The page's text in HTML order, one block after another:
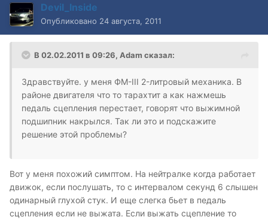
Devil_Inside
Опубликовано 24 августа, 2011
В 02.02.2011 в 09:26, Adam сказал:
Здравствуйте. у меня ФМ-III 2-литровый механика. В
районе двигателя что то тарахтит а как нажмешь
педаль сцепления перестает, говорят что выжимной
подшипник накрылся. Так ли это и подскажите
решение этой проблемы?
Вот у меня похожий симптом. На нейтралке когда работает
движок, если послушать, то с интервалом секунд 6 слышен
одинарный глухой стук. И еще слегка бьет в педаль
сцепления если не выжата. Если выжать сцепление то